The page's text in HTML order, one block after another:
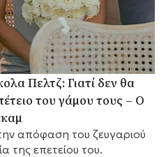
Πελτζ: Γιατί δεν θα
του γάμου τους – Ο
απόφαση του ζευγαριού
της επετείου του.